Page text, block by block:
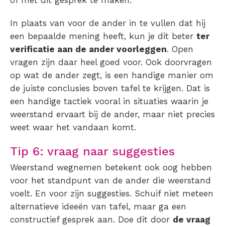
In plaats van voor de ander in te vullen dat hij
een bepaalde mening heeft, kun je dit beter ter
verificatie aan de ander voorleggen. Open
vragen zijn daar heel goed voor. Ook doorvragen
op wat de ander zegt, is een handige manier om
de juiste conclusies boven tafel te krijgen. Dat is
een handige tactiek vooral in situaties waarin je
weerstand ervaart bij de ander, maar niet precies
weet waar het vandaan komt.
Tip 6: vraag naar suggesties
Weerstand wegnemen betekent ook oog hebben
voor het standpunt van de ander die weerstand
voelt. En voor zijn suggesties. Schuif niet meteen
alternatieve ideeën van tafel, maar ga een
constructief gesprek aan. Doe dit door de vraag